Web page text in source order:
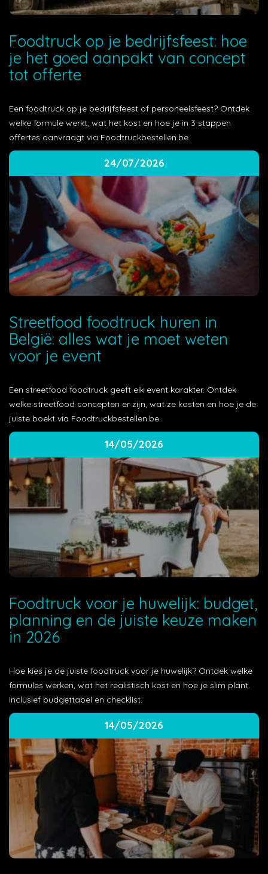
Foodtruck op je bedrijfsfeest: hoe
je het goed aanpakt van concept
tot offerte
Een foodtruck op je bedrijfsfeest of personeelsfeest? Ontdek
welke formule werkt, wat het kost en hoe je in 3 stappen
offertes aanvraagt via Foodtruckbestellen.be.
24/07/2026
Streetfood foodtruck huren in
België: alles wat je moet weten
voor je event
Een streetfood foodtruck geeft elk event karakter. Ontdek
welke streetfood concepten er zijn, wat ze kosten en hoe je de
juiste boekt via Foodtruckbestellen.be.
14/05/2026
Foodtruck voor je huwelijk: budget,
planning en de juiste keuze maken
in 2026
Hoe kies je de juiste foodtruck voor je huwelijk? Ontdek welke
formules werken, wat het realistisch kost en hoe je slim plant.
Inclusief budgettabel en checklist.
14/05/2026